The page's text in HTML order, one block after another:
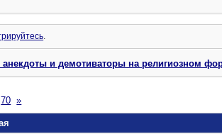
.
анекдоты и демотиваторы на религиозном
70 »